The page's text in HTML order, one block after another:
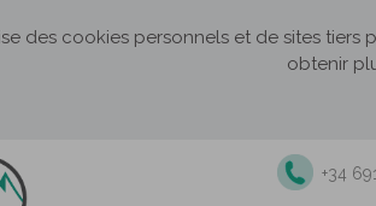
des cookies personnels et de sites
obtenir
+34